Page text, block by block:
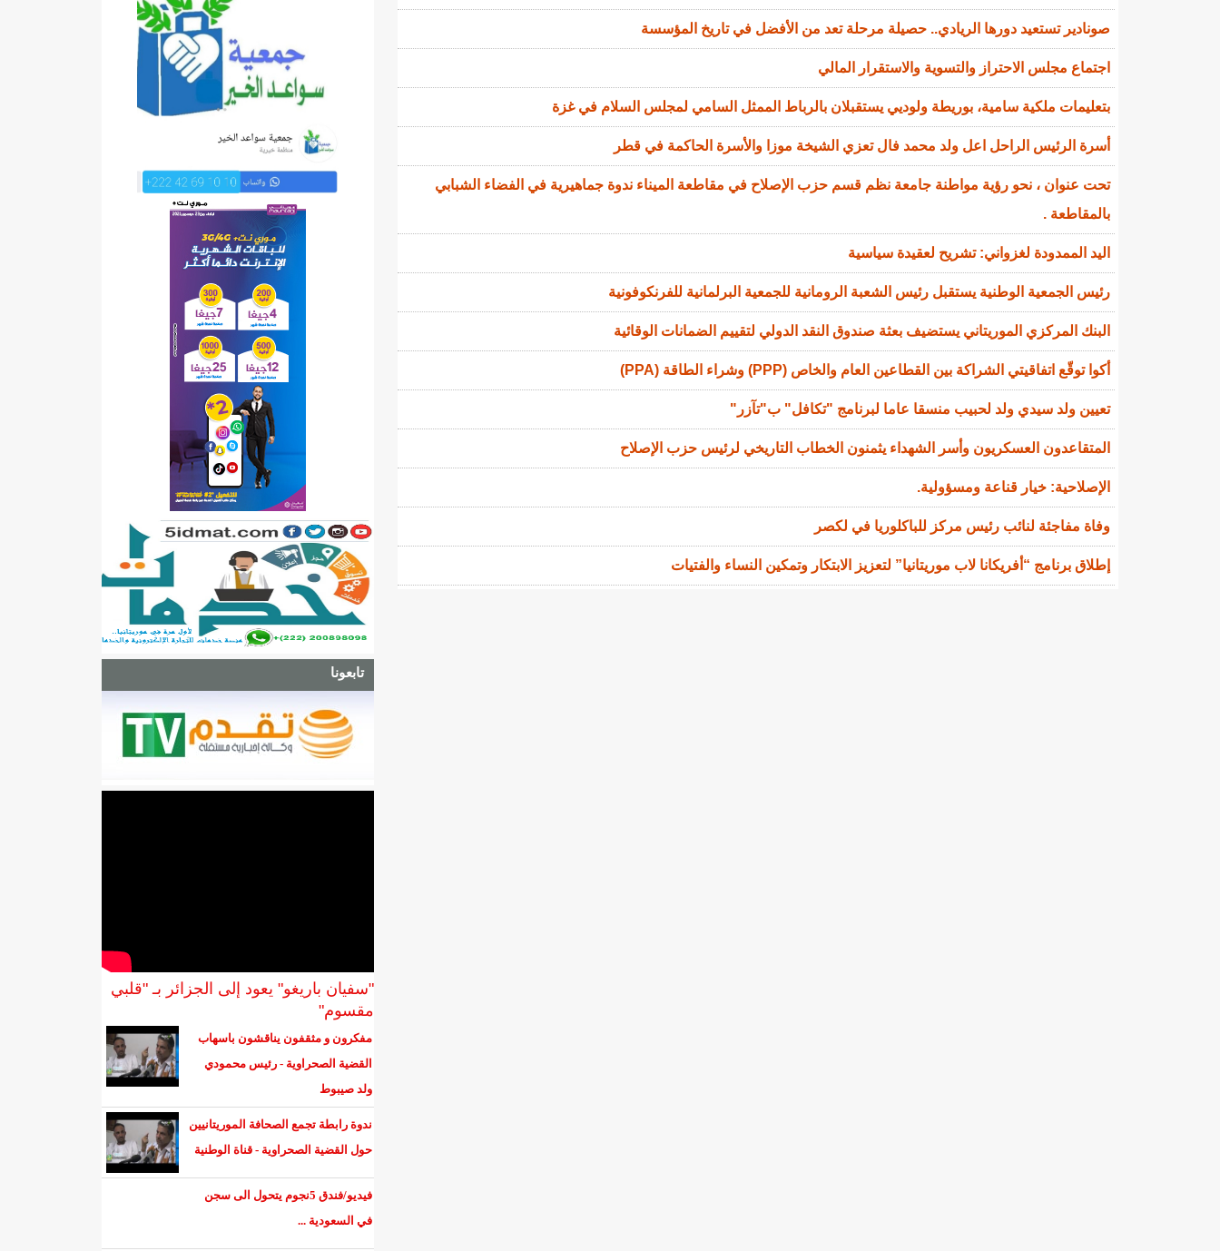
تابعونا
"سفيان باريغو" يعود إلى الجزائر بـ "قلبي
مقسوم"
مفكرون و مثقفون يناقشون باسهاب
القضية الصحراوية - رئيس محمودي
ولد صيبوط
ندوة رابطة تجمع الصحافة الموريتانيين
حول القضية الصحراوية - قناة الوطنية
فيديو/فندق 5نجوم يتحول الى سجن
في السعودية ...
صونادير تستعيد دورها الريادي.. حصيلة مرحلة تعد من الأفضل في تاريخ المؤسسة
اجتماع مجلس الاحتراز والتسوية والاستقرار المالي
بتعليمات ملكية سامية، بوريطة ولوديي يستقبلان بالرباط الممثل السامي لمجلس السلام في غزة
أسرة الرئيس الراحل اعل ولد محمد فال تعزي الشيخة موزا والأسرة الحاكمة في قطر
تحت عنوان ، نحو رؤية مواطنة جامعة نظم قسم حزب الإصلاح في مقاطعة الميناء ندوة جماهيرية في الفضاء الشبابي
بالمقاطعة .
اليد الممدودة لغزواني: تشريح لعقيدة سياسية
رئيس الجمعية الوطنية يستقبل رئيس الشعبة الرومانية للجمعية البرلمانية للفرنكوفونية
البنك المركزي الموريتاني يستضيف بعثة صندوق النقد الدولي لتقييم الضمانات الوقائية
أكوا توقّع اتفاقيتي الشراكة بين القطاعين العام والخاص (PPP) وشراء الطاقة (PPA)
تعيين ولد سيدي ولد لحبيب منسقا عاما لبرنامج "تكافل" ب"تآزر"
المتقاعدون العسكريون وأسر الشهداء يثمنون الخطاب التاريخي لرئيس حزب الإصلاح
الإصلاحية: خيار قناعة ومسؤولية.
وفاة مفاجئة لنائب رئيس مركز للباكلوريا في لكصر
إطلاق برنامج “أفريكانا لاب موريتانيا” لتعزيز الابتكار وتمكين النساء والفتيات